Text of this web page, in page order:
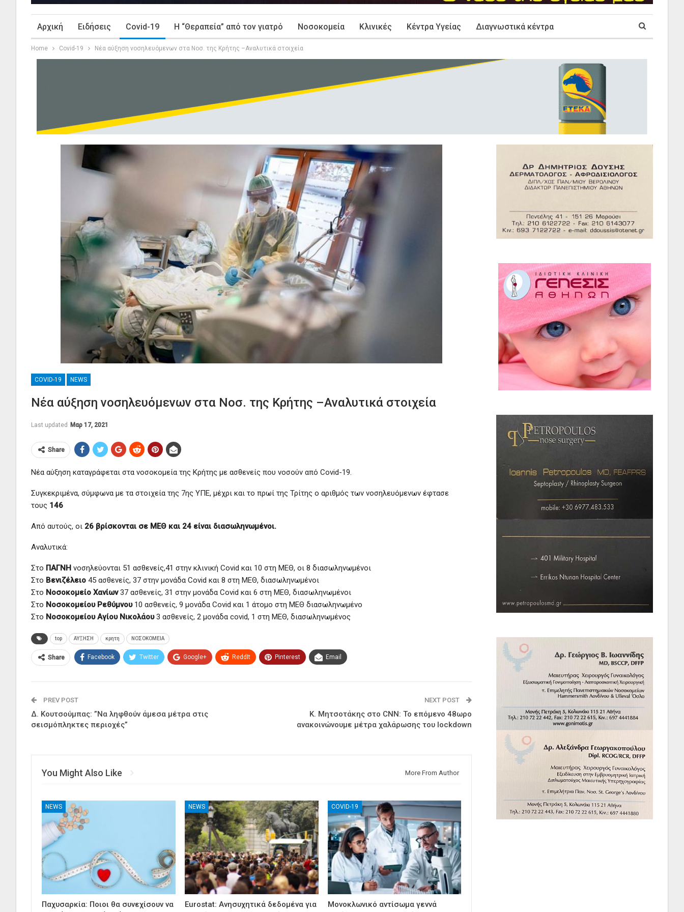
Αρχική Ειδήσεις Covid-19 Η “Θεραπεία” από τον γιατρό Νοσοκομεία Κλινικές Κέντρα Υγείας Διαγνωστικά κέντρα
Home Covid-19 Νέα αύξηση νοσηλευόμενων στα Νοσ. της Κρήτης –Αναλυτικά στοιχεία
COVID-19 NEWS
Νέα αύξηση νοσηλευόμενων στα Νοσ. της Κρήτης –Αναλυτικά στοιχεία
Last updated Μαρ 17, 2021
Share
Νέα αύξηση καταγράφεται στα νοσοκομεία της Κρήτης με ασθενείς που νοσούν από Covid-19.
Συγκεκριμένα, σύμφωνα με τα στοιχεία της 7ης ΥΠΕ, μέχρι και το πρωί της Τρίτης ο αριθμός των νοσηλευόμενων έφτασε
τους 146
Από αυτούς, οι 26 βρίσκονται σε ΜΕΘ και 24 είναι διασωληνωμένοι.
Αναλυτικά:
Στο ΠΑΓΝΗ νοσηλεύονται 51 ασθενείς,41 στην κλινική Covid και 10 στη ΜΕΘ, oι 8 διασωληνωμένοι
Στο Βενιζέλειο 45 ασθενείς, 37 στην μονάδα Covid και 8 στη ΜΕΘ, διασωληνωμένοι
Στο Νοσοκομείο Χανίων37 ασθενείς, 31 στην μονάδα Covid και 6 στη ΜΕΘ, διασωληνωμένοι
Στο Νοσοκομείου Ρεθύμνου10 ασθενείς, 9 μονάδα Covid και 1 άτομο στη ΜΕΘ διασωληνωμένο
Στο Νοσοκομείου Αγίου Νικολάου3 ασθενείς, 2 μονάδα covid, 1 στη ΜΕΘ, διασωληνωμένος
top ΑΥΞΗΣΗ κρητη ΝΟΣΟΚΟΜΕΙΑ
Share Facebook Twitter Google+ ReddIt Pinterest Email
PREV POST
Δ. Κουτσούμπας: ”Να ληφθούν άμεσα μέτρα στις
σεισμόπληκτες περιοχές”
NEXT POST
Κ. Μητσοτάκης στο CNN: Το επόμενο 48ωρο
ανακοινώνουμε μέτρα χαλάρωσης του lockdown
You Might Also Like More From Author
NEWS
Παχυσαρκία: Ποιοι θα συνεχίσουν να
NEWS
Eurostat: Ανησυχητικά δεδομένα για
COVID-19
Μονοκλωνικό αντίσωμα γεννά